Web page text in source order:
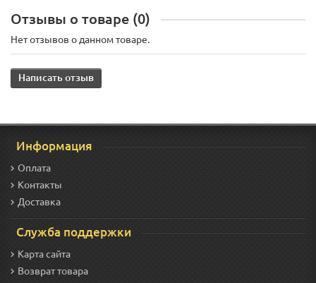
Отзывы о товаре (0)
Нет отзывов о данном товаре.
Написать отзыв
Информация
Оплата
Контакты
Доставка
Служба поддержки
Карта сайта
Возврат товара